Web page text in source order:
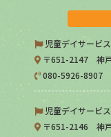
児童デイサービ
〒651-2147 神
080-5926-8907
児童デイサービ
〒651-2146 神